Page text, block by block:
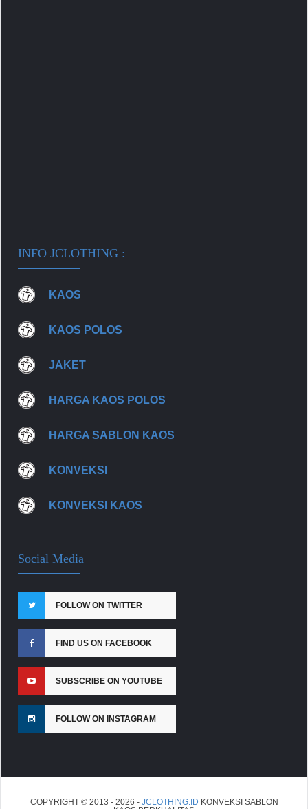
INFO JCLOTHING :
KAOS
KAOS POLOS
JAKET
HARGA KAOS POLOS
HARGA SABLON KAOS
KONVEKSI
KONVEKSI KAOS
Social Media
FOLLOW ON TWITTER
FIND US ON FACEBOOK
SUBSCRIBE ON YOUTUBE
FOLLOW ON INSTAGRAM
COPYRIGHT © 2013 - 2026 - JCLOTHING.ID KONVEKSI SABLON